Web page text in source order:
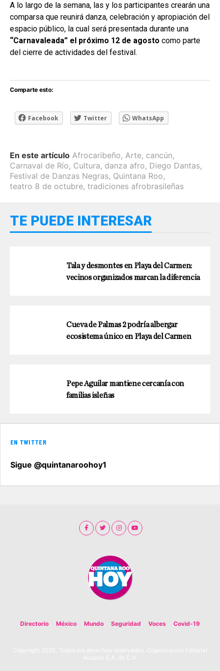
A lo largo de la semana, las y los participantes crearán una
comparsa que reunirá danza, celebración y apropiación del
espacio público, la cual será presentada durante una
“Carnavaleada” el próximo 12 de agosto como parte
del cierre de actividades del festival.
Comparte esto:
Facebook Twitter WhatsApp
En este artículo Afrocaribeño, Arte, cancún,
Carnaval de Río, Cultura, danza afro, Diego Dantas,
Festival de Danzas Negras, Quintana Roo,
teatro 8 de octubre, tradiciones afrobrasileñas
TE PUEDE INTERESAR
Tala y desmontes en Playa del Carmen:
vecinos organizados marcan la diferencia
Cueva de Palmas 2 podría albergar
ecosistema único en Playa del Carmen
Pepe Aguilar mantiene cercanía con
familias isleñas
EN TWITTER
Sigue @quintanaroohoy1
Directorio México Mundo Seguridad Voces Covid-19